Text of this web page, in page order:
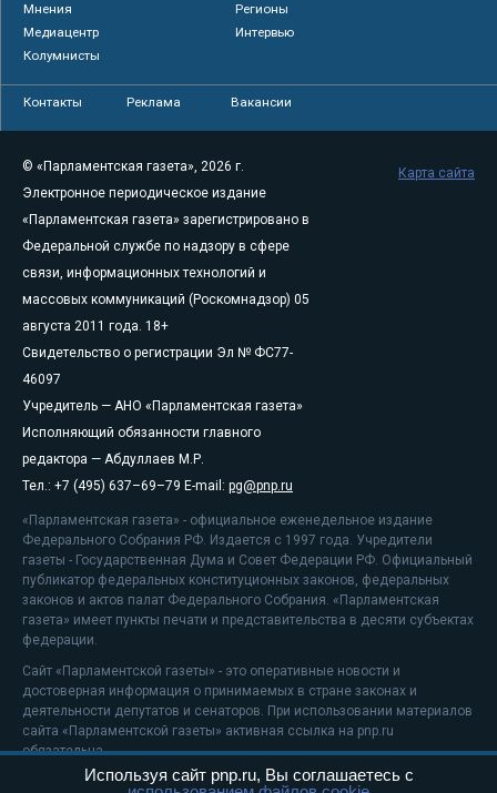
Мнения
Регионы
Медиацентр
Интервью
Колумнисты
Контакты Реклама Вакансии
© «Парламентская газета», 2026 г.
Электронное периодическое издание
«Парламентская газета» зарегистрировано в
Федеральной службе по надзору в сфере
связи, информационных технологий и
массовых коммуникаций (Роскомнадзор) 05
августа 2011 года. 18+
Свидетельство о регистрации Эл № ФС77-
46097
Учредитель — АНО «Парламентская газета»
Исполняющий обязанности главного
редактора — Абдуллаев М.Р.
Тел.: +7 (495) 637–69–79 E-mail: pg@pnp.ru
«Парламентская газета» - официальное еженедельное издание
Федерального Собрания РФ. Издается с 1997 года. Учредители
газеты - Государственная Дума и Совет Федерации РФ. Официальный
публикатор федеральных конституционных законов, федеральных
законов и актов палат Федерального Собрания. «Парламентская
газета» имеет пункты печати и представительства в десяти субъектах
федерации.
Сайт «Парламентской газеты» - это оперативные новости и
достоверная информация о принимаемых в стране законах и
деятельности депутатов и сенаторов. При использовании материалов
сайта «Парламентской газеты» активная ссылка на pnp.ru
обязательна.
На информационном ресурсе применяютсярекомендательные
Карта сайта
Используя сайт pnp.ru, Вы соглашаетесь с